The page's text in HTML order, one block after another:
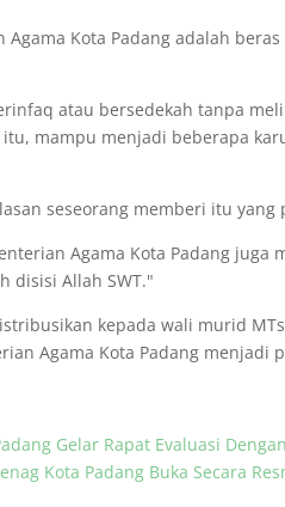
Kota Padang adalah
atau bersedekah tanpa
mampu menjadi beberapa
seseorang memberi itu
Agama Kota Padang
disisi Allah SWT."
kepada wali murid
Agama Kota Padang menjadi
Gelar Rapat Evaluasi
Kota Padang Buka Secara